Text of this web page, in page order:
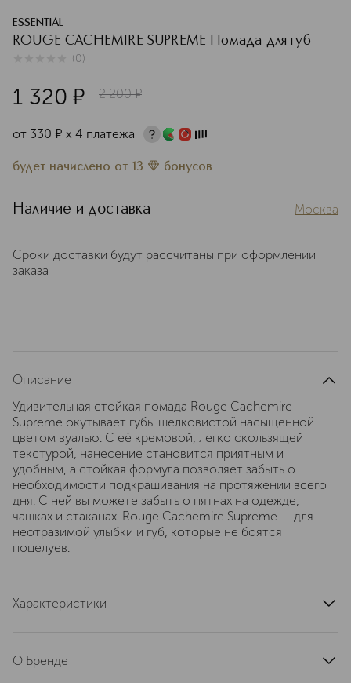
ESSENTIAL
ROUGE CACHEMIRE SUPREME Помада для губ
(0)
1 320 ¤ 2 200 ¤
от 330 ¤ х 4 платежа
будет начислено от 13 бонусов
Наличие и доставка Москва
Сроки доставки будут рассчитаны при оформлении
заказа
Описание
Удивительная стойкая помада Rouge Cachemire
Supreme окутывает губы шелковистой насыщенной
цветом вуалью. С её кремовой, легко скользящей
текстурой, нанесение становится приятным и
удобным, а стойкая формула позволяет забыть о
необходимости подкрашивания на протяжении всего
дня. С ней вы можете забыть о пятнах на одежде,
чашках и стаканах. Rouge Cachemire Supreme — для
неотразимой улыбки и губ, которые не боятся
поцелуев.
Характеристики
О Бренде